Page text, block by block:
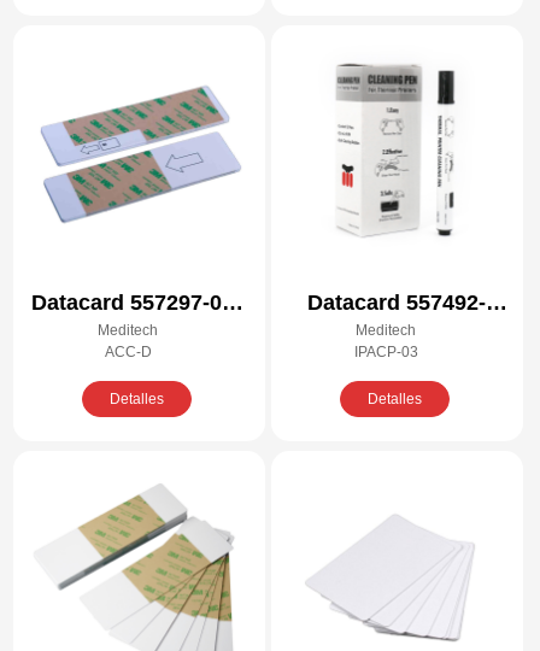
Datacard 557297-001
Kit de limpieza
Meditech
ACC-D
Detalles
Datacard 557492-
001Kit de limpieza
Meditech
IPACP-03
Detalles